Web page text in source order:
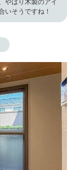
やはり木製のアイ
いそうですね！